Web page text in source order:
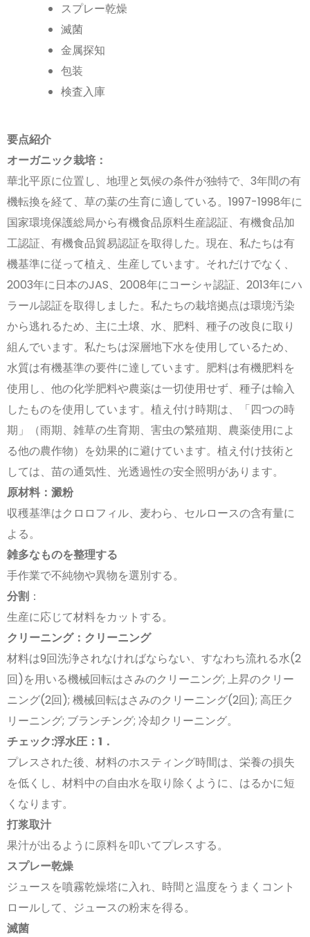
スプレー乾燥
滅菌
金属探知
包装
検査入庫
要点紹介
オーガニック栽培：
華北平原に位置し、地理と気候の条件が独特で、3年間の有
機転換を経て、草の葉の生育に適している。1997-1998年に
国家環境保護総局から有機食品原料生産認証、有機食品加
工認証、有機食品貿易認証を取得した。現在、私たちは有
機基準に従って植え、生産しています。それだけでなく、
2003年に日本のJAS、2008年にコーシャ認証、2013年にハ
ラール認証を取得しました。私たちの栽培拠点は環境汚染
から逃れるため、主に土壌、水、肥料、種子の改良に取り
組んでいます。私たちは深層地下水を使用しているため、
水質は有機基準の要件に達しています。肥料は有機肥料を
使用し、他の化学肥料や農薬は一切使用せず、種子は輸入
したものを使用しています。植え付け時期は、「四つの時
期」（雨期、雑草の生育期、害虫の繁殖期、農薬使用によ
る他の農作物）を効果的に避けています。植え付け技術と
しては、苗の通気性、光透過性の安全照明があります。
原材料：澱粉
収穫基準はクロロフィル、麦わら、セルロースの含有量に
よる。
雑多なものを整理する
手作業で不純物や異物を選別する。
分割 ：
生産に応じて材料をカットする。
クリーニング：クリーニング
材料は9回洗浄されなければならない、すなわち流れる水(2
回)を用いる機械回転はさみのクリーニング; 上昇のクリー
ニング(2回); 機械回転はさみのクリーニング(2回); 高圧ク
リーニング; ブランチング; 冷却クリーニング。
チェック:浮水圧：1．
プレスされた後、材料のホスティング時間は、栄養の損失
を低くし、材料中の自由水を取り除くように、はるかに短
くなります。
打浆取汁
果汁が出るように原料を叩いてプレスする。
スプレー乾燥
ジュースを噴霧乾燥塔に入れ、時間と温度をうまくコント
ロールして、ジュースの粉末を得る。
滅菌